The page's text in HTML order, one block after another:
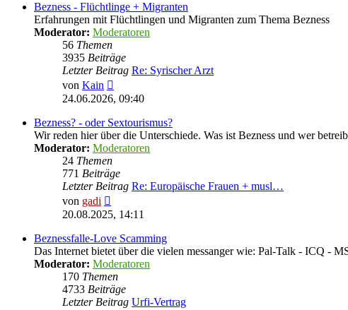
Bezness - Flüchtlinge + Migranten
Erfahrungen mit Flüchtlingen und Migranten zum Thema Bezness
Moderator: Moderatoren
56 Themen
3935 Beiträge
Letzter Beitrag Re: Syrischer Arzt
von Kain
Beitrag
24.06.2026, 09:40
Bezness? - oder Sextourismus?
Wir reden hier über die Unterschiede. Was ist Bezness und wer
Moderator: Moderatoren
24 Themen
771 Beiträge
Letzter Beitrag Re: Europäische Frauen + musl…
von gadi
Beitrag
20.08.2025, 14:11
Beznessfalle-Love Scamming
Das Internet bietet über die vielen messanger wie: Pal-Talk - ICQ -
Moderator: Moderatoren
170 Themen
4733 Beiträge
Letzter Beitrag Urfi-Vertrag